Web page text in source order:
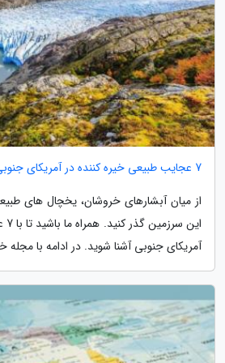
7 عجایب طبیعی خیره کننده در آمریکای جنوبی
از میان آبشارهای خروشان، یخچال های
آمریکای جنوبی آشنا شوید. در ادامه با مجله